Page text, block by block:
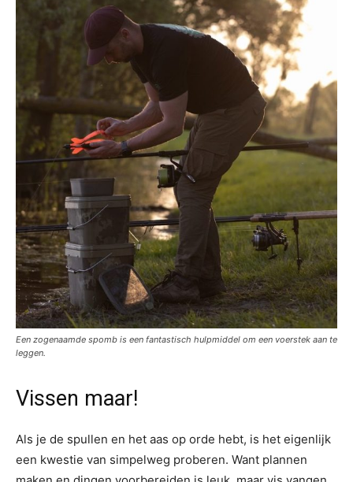
Een zogenaamde spomb is een fantastisch hulpmiddel om een voerstek aan te
leggen.
Vissen maar!
Als je de spullen en het aas op orde hebt, is het eigenlijk
een kwestie van simpelweg proberen. Want plannen